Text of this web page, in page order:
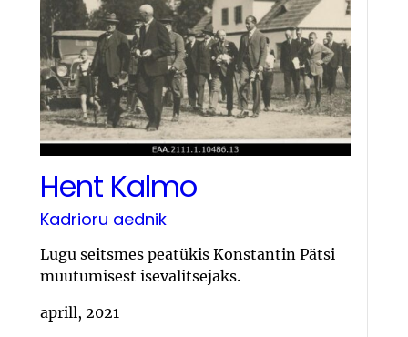
Hent Kalmo
Kadrioru aednik
Lugu seitsmes peatükis Konstantin Pätsi
muutumisest isevalitsejaks.
aprill, 2021